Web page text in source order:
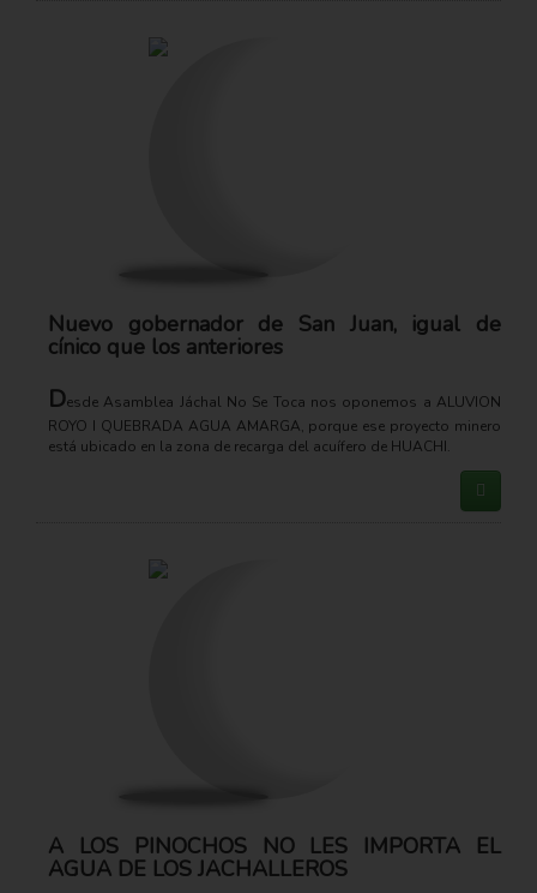
Nuevo gobernador de San Juan, igual de
cínico que los anteriores
Desde Asamblea Jáchal No Se Toca nos oponemos a ALUVION
ROYO I QUEBRADA AGUA AMARGA, porque ese proyecto minero
está ubicado en la zona de recarga del acuífero de HUACHI.
A LOS PINOCHOS NO LES IMPORTA EL
AGUA DE LOS JACHALLEROS